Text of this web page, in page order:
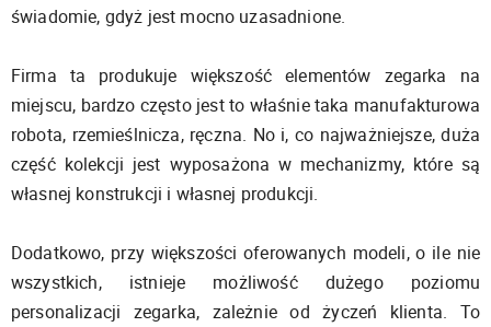
świadomie, gdyż jest mocno uzasadnione.
Firma ta produkuje większość elementów zegarka na
miejscu, bardzo często jest to właśnie taka manufakturowa
robota, rzemieślnicza, ręczna. No i, co najważniejsze, duża
część kolekcji jest wyposażona w mechanizmy, które są
własnej konstrukcji i własnej produkcji.
Dodatkowo, przy większości oferowanych modeli, o ile nie
wszystkich, istnieje możliwość dużego poziomu
personalizacji zegarka, zależnie od życzeń klienta. To